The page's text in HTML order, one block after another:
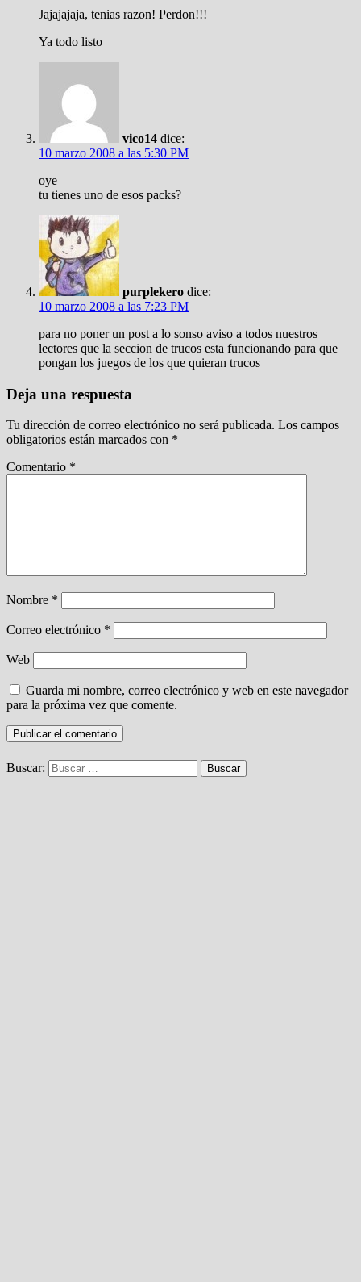
Jajajajaja, tenias razon! Perdon!!!
Ya todo listo
vico14 dice:
10 marzo 2008 a las 5:30 PM
oye
tu tienes uno de esos packs?
purplekero dice:
10 marzo 2008 a las 7:23 PM
para no poner un post a lo sonso aviso a todos nuestros
lectores que la seccion de trucos esta funcionando para que
pongan los juegos de los que quieran trucos
Deja una respuesta
Tu dirección de correo electrónico no será publicada. Los campos
obligatorios están marcados con *
Comentario *
Nombre *
Correo electrónico *
Web
Guarda mi nombre, correo electrónico y web en este navegador
para la próxima vez que comente.
Buscar: